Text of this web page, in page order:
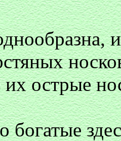
острые
богатые